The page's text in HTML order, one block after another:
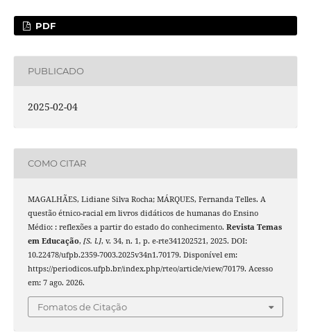
PDF
PUBLICADO
2025-02-04
COMO CITAR
MAGALHÃES, Lidiane Silva Rocha; MÁRQUES, Fernanda Telles. A
questão étnico-racial em livros didáticos de humanas do Ensino
Médio: : reflexões a partir do estado do conhecimento. Revista Temas
em Educação, [S. l.], v. 34, n. 1, p. e-rte341202521, 2025. DOI:
10.22478/ufpb.2359-7003.2025v34n1.70179. Disponível em:
https://periodicos.ufpb.br/index.php/rteo/article/view/70179. Acesso
em: 7 ago. 2026.
Fomatos de Citação